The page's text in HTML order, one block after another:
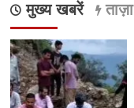
मुख्य खबरें